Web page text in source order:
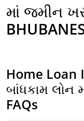
માં જમીન
Home
બાંધકામ લોન
FAQs